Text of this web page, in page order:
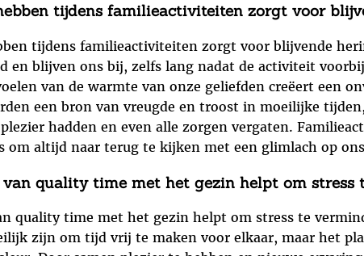
tijdens familieactiviteiten zorgt voor
tijdens familieactiviteiten zorgt voor blijvende
en blijven ons bij, zelfs lang nadat de activiteit
van de warmte van onze geliefden creëert een
een bron van vreugde en troost in moeilijke
hadden en even alle zorgen vergaten.
om altijd naar terug te kijken met een glimlach op
quality time met het gezin helpt om stress
quality time met het gezin helpt om stress te
zijn om tijd vrij te maken voor elkaar, maar het